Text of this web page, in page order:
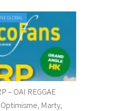
GLOBAL
– OAI REGGAE
Marty,